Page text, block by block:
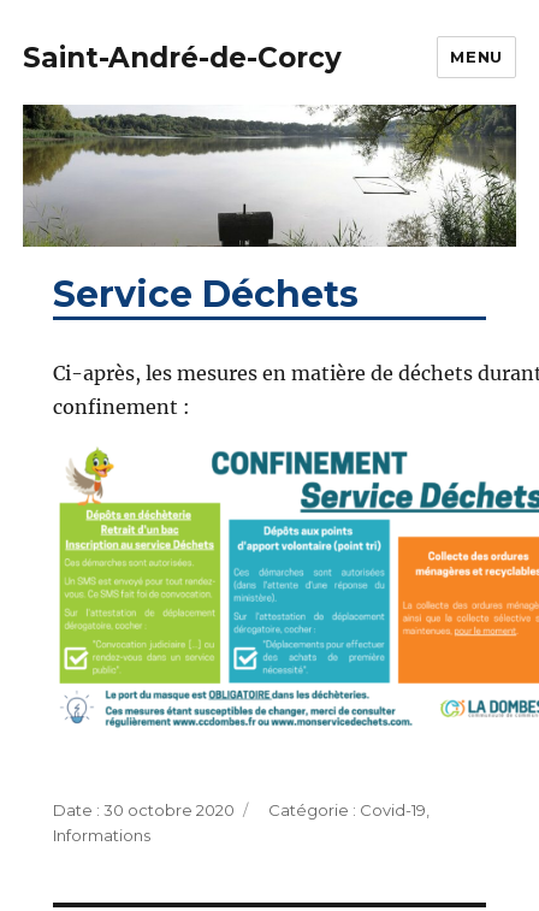
Saint-André-de-Corcy MENU
Service Déchets
Ci-après, les mesures en matière de déchets
confinement :
Publié
le
30 octobre 2020 Catégories
Covid-19
Informations